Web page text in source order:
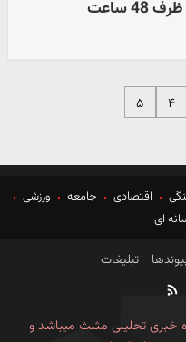
۴ ۵
اقتصادی جامعه
ورزشی
ای
تبلیغات
خبری تحلیلی مثلث میباشد و